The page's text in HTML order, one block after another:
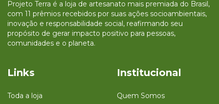
Projeto Terra é a loja de artesanato mais premiada do Brasil,
com 11 prêmios recebidos por suas ações socioambientais,
inovação e responsabilidade social, reafirmando seu
propósito de gerar impacto positivo para pessoas,
comunidades e o planeta.
Links
Toda a loja
Institucional
Quem Somos